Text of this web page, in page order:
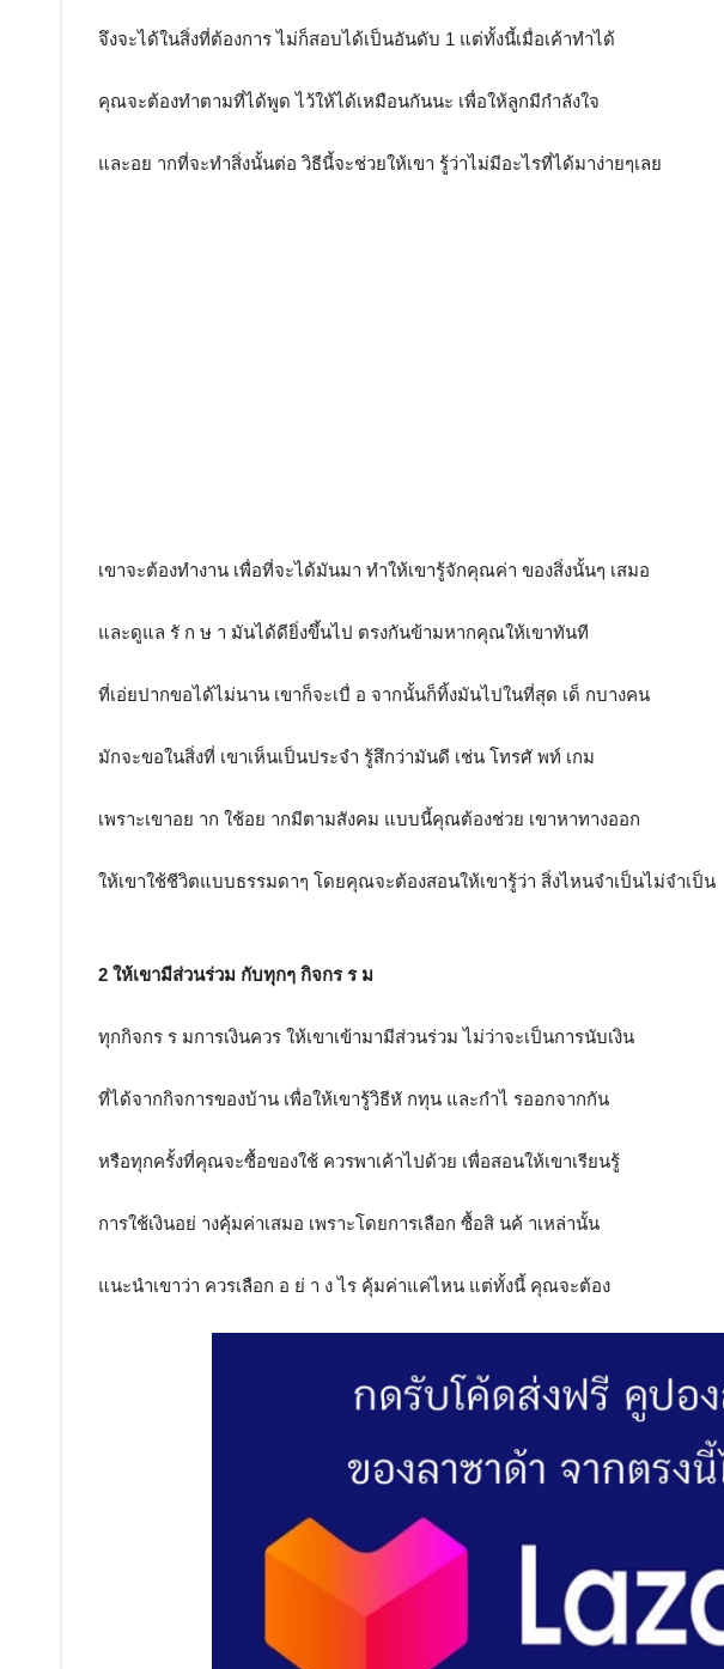
จึงจะได้ในสิ่งที่ต้องการ ไม่ก็สอบได้เป็นอันดับ 1 แต่ทั้งนี้เมื่อเค้าทำได้
คุณจะต้องทำตามที่ได้พูด ไว้ให้ได้เหมือนกันนะ เพื่อให้ลูกมีกำลังใจ
และอย ากที่จะทำสิ่งนั้นต่อ วิธีนี้จะช่วยให้เขา รู้ว่าไม่มีอะไรที่ได้มาง่ายๆเลย
เขาจะต้องทำงาน เพื่อที่จะได้มันมา ทำให้เขารู้จักคุณค่า ของสิ่งนั้นๆ เสมอ
และดูแล รั ก ษ า มันได้ดียิ่งขึ้นไป ตรงกันข้ามหากคุณให้เขาทันที
ที่เอ่ยปากขอได้ไม่นาน เขาก็จะเบื่ อ จากนั้นก็ทิ้งมันไปในที่สุด เด็ กบางคน
มักจะขอในสิ่งที่ เขาเห็นเป็นประจำ รู้สึกว่ามันดี เช่น โทรศั พท์ เกม
เพราะเขาอย าก ใช้อย ากมีตามสังคม แบบนี้คุณต้องช่วย เขาหาทางออก
ให้เขาใช้ชีวิตแบบธรรมดาๆ โดยคุณจะต้องสอนให้เขารู้ว่า สิ่งไหนจำเป็นไม่จำเป็น
2 ให้เขามีส่วนร่วม กับทุกๆ กิจกร ร ม
ทุกกิจกร ร มการเงินควร ให้เขาเข้ามามีส่วนร่วม ไม่ว่าจะเป็นการนับเงิน
ที่ได้จากกิจการของบ้าน เพื่อให้เขารู้วิธีหั กทุน และกำไ รออกจากกัน
หรือทุกครั้งที่คุณจะซื้อของใช้ ควรพาเค้าไปด้วย เพื่อสอนให้เขาเรียนรู้
การใช้เงินอย่ างคุ้มค่าเสมอ เพราะโดยการเลือก ซื้อสิ นค้ าเหล่านั้น
แนะนำเขาว่า ควรเลือก อ ย่ า ง ไร คุ้มค่าแค่ไหน แต่ทั้งนี้ คุณจะต้อง